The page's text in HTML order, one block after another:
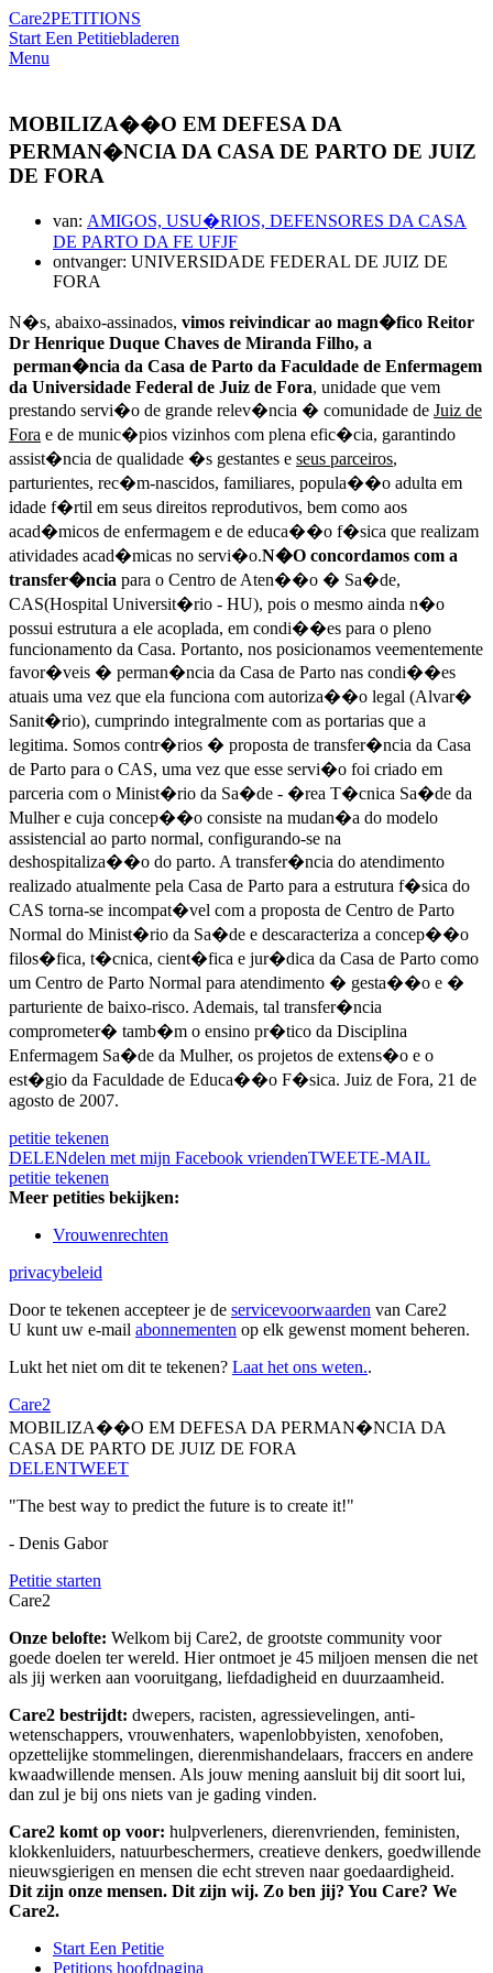
Care2PETITIONS
Start Een Petitiebladeren
Menu
MOBILIZA��O EM DEFESA DA
PERMAN�NCIA DA CASA DE PARTO DE JUIZ
DE FORA
van: AMIGOS, USU�RIOS, DEFENSORES DA CASA
DE PARTO DA FE UFJF
ontvanger: UNIVERSIDADE FEDERAL DE JUIZ DE
FORA
N�s, abaixo-assinados, vimos reivindicar ao magn�fico Reitor
Dr Henrique Duque Chaves de Miranda Filho, a
perman�ncia da Casa de Parto da Faculdade de Enfermagem
da Universidade Federal de Juiz de Fora, unidade que vem
prestando servi�o de grande relev�ncia � comunidade de Juiz de
Fora e de munic�pios vizinhos com plena efic�cia, garantindo
assist�ncia de qualidade �s gestantes e seus parceiros,
parturientes, rec�m-nascidos, familiares, popula��o adulta em
idade f�rtil em seus direitos reprodutivos, bem como aos
acad�micos de enfermagem e de educa��o f�sica que realizam
atividades acad�micas no servi�o.N�O concordamos com a
transfer�ncia para o Centro de Aten��o � Sa�de,
CAS(Hospital Universit�rio - HU), pois o mesmo ainda n�o
possui estrutura a ele acoplada, em condi��es para o pleno
funcionamento da Casa. Portanto, nos posicionamos veementemente
favor�veis � perman�ncia da Casa de Parto nas condi��es
atuais uma vez que ela funciona com autoriza��o legal (Alvar�
Sanit�rio), cumprindo integralmente com as portarias que a
legitima. Somos contr�rios � proposta de transfer�ncia da Casa
de Parto para o CAS, uma vez que esse servi�o foi criado em
parceria com o Minist�rio da Sa�de - �rea T�cnica Sa�de da
Mulher e cuja concep��o consiste na mudan�a do modelo
assistencial ao parto normal, configurando-se na
deshospitaliza��o do parto. A transfer�ncia do atendimento
realizado atualmente pela Casa de Parto para a estrutura f�sica do
CAS torna-se incompat�vel com a proposta de Centro de Parto
Normal do Minist�rio da Sa�de e descaracteriza a concep��o
filos�fica, t�cnica, cient�fica e jur�dica da Casa de Parto como
um Centro de Parto Normal para atendimento � gesta��o e �
parturiente de baixo-risco. Ademais, tal transfer�ncia
comprometer� tamb�m o ensino pr�tico da Disciplina
Enfermagem Sa�de da Mulher, os projetos de extens�o e o
est�gio da Faculdade de Educa��o F�sica. Juiz de Fora, 21 de
agosto de 2007.
petitie tekenen
DELENdelen met mijn Facebook vriendenTWEETE-MAIL
petitie tekenen
Meer petities bekijken:
Vrouwenrechten
privacybeleid
Door te tekenen accepteer je de servicevoorwaarden van Care2
U kunt uw e-mail abonnementen op elk gewenst moment beheren.
Lukt het niet om dit te tekenen? Laat het ons weten..
Care2
MOBILIZA��O EM DEFESA DA PERMAN�NCIA DA
CASA DE PARTO DE JUIZ DE FORA
DELENTWEET
"The best way to predict the future is to create it!"
- Denis Gabor
Petitie starten
Care2
Onze belofte: Welkom bij Care2, de grootste community voor
goede doelen ter wereld. Hier ontmoet je 45 miljoen mensen die net
als jij werken aan vooruitgang, liefdadigheid en duurzaamheid.
Care2 bestrijdt: dwepers, racisten, agressievelingen, anti-
wetenschappers, vrouwenhaters, wapenlobbyisten, xenofoben,
opzettelijke stommelingen, dierenmishandelaars, fraccers en andere
kwaadwillende mensen. Als jouw mening aansluit bij dit soort lui,
dan zul je bij ons niets van je gading vinden.
Care2 komt op voor: hulpverleners, dierenvrienden, feministen,
klokkenluiders, natuurbeschermers, creatieve denkers, goedwillende
nieuwsgierigen en mensen die echt streven naar goedaardigheid.
Dit zijn onze mensen. Dit zijn wij. Zo ben jij? You Care? We
Care2.
Start Een Petitie
Petitions hoofdpagina